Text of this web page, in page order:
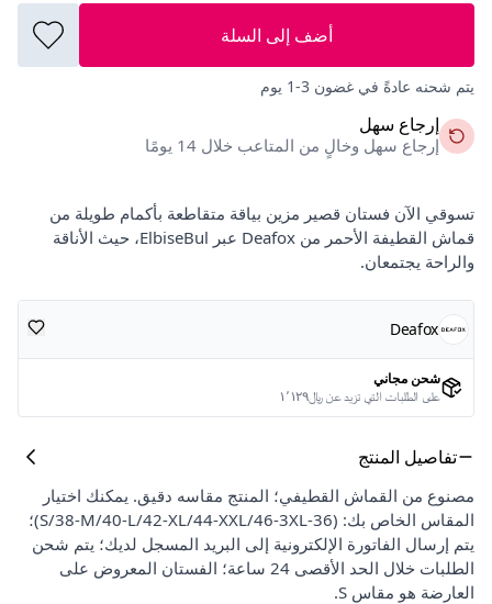
أضف إلى السلة
يتم شحنه عادةً في غضون 3-1 يوم
إرجاع سهل
إرجاع سهل وخالٍ من المتاعب خلال 14 يومًا
تسوقي الآن فستان قصير مزين بياقة متقاطعة بأكمام طويلة من
قماش القطيفة الأحمر من Deafox عبر ElbiseBul، حيث الأناقة
والراحة يجتمعان.
Deafox
شحن مجاني
على الطلبات التي تزيد عن ﷼١٬١٢٩
تفاصيل المنتج
مصنوع من القماش القطيفي؛ المنتج مقاسه دقيق. يمكنك اختيار
المقاس الخاص بك: (36-S/38-M/40-L/42-XL/44-XXL/46-3XL)؛
يتم إرسال الفاتورة الإلكترونية إلى البريد المسجل لديك؛ يتم شحن
الطلبات خلال الحد الأقصى 24 ساعة؛ الفستان المعروض على
العارضة هو مقاس S.